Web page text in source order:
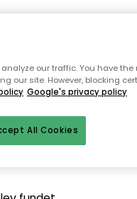
kvalitet, kan hos os vælge og
har noget til alle stilarter.
our traffic. You have
our site. However, blocking
Google's privacy policy
All Cookies